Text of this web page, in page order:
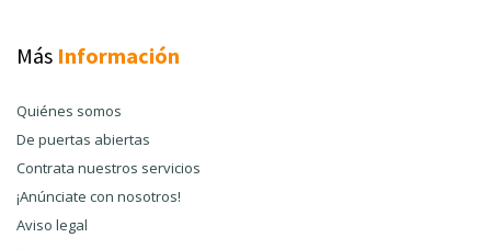
Más Información
Quiénes somos
De puertas abiertas
Contrata nuestros servicios
¡Anúnciate con nosotros!
Aviso legal